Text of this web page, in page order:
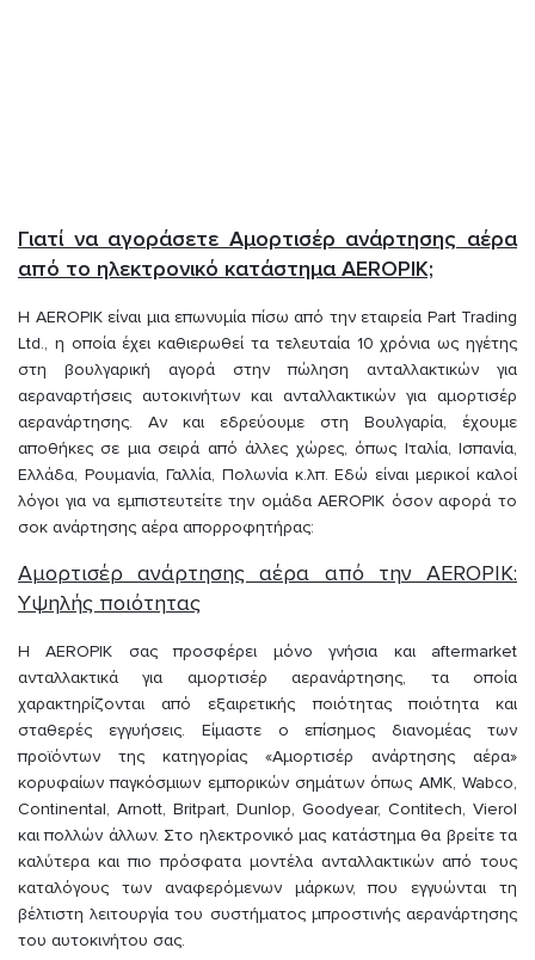
Γιατί να αγοράσετε Αμορτισέρ ανάρτησης αέρα
από το ηλεκτρονικό κατάστημα AEROPIK;
Η AEROPIK είναι μια επωνυμία πίσω από την εταιρεία Part Trading
Ltd., η οποία έχει καθιερωθεί τα τελευταία 10 χρόνια ως ηγέτης
στη βουλγαρική αγορά στην πώληση ανταλλακτικών για
αεραναρτήσεις αυτοκινήτων και ανταλλακτικών για αμορτισέρ
αερανάρτησης. Αν και εδρεύουμε στη Βουλγαρία, έχουμε
αποθήκες σε μια σειρά από άλλες χώρες, όπως Ιταλία, Ισπανία,
Ελλάδα, Ρουμανία, Γαλλία, Πολωνία κ.λπ. Εδώ είναι μερικοί καλοί
λόγοι για να εμπιστευτείτε την ομάδα AEROPIK όσον αφορά το
σοκ ανάρτησης αέρα απορροφητήρας:
Αμορτισέρ ανάρτησης αέρα από την AEROPIK:
Υψηλής ποιότητας
Η AEROPIK σας προσφέρει μόνο γνήσια και aftermarket
ανταλλακτικά για αμορτισέρ αερανάρτησης, τα οποία
χαρακτηρίζονται από εξαιρετικής ποιότητας ποιότητα και
σταθερές εγγυήσεις. Είμαστε ο επίσημος διανομέας των
προϊόντων της κατηγορίας «Αμορτισέρ ανάρτησης αέρα»
κορυφαίων παγκόσμιων εμπορικών σημάτων όπως AMK, Wabco,
Continental, Arnott, Britpart, Dunlop, Goodyear, Contitech, Vierol
και πολλών άλλων. Στο ηλεκτρονικό μας κατάστημα θα βρείτε τα
καλύτερα και πιο πρόσφατα μοντέλα ανταλλακτικών από τους
καταλόγους των αναφερόμενων μάρκων, που εγγυώνται τη
βέλτιστη λειτουργία του συστήματος μπροστινής αερανάρτησης
του αυτοκινήτου σας.